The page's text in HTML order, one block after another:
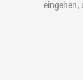
eingehen,